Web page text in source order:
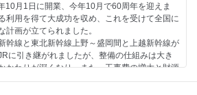
月1日に開業、今年10月で60周年を迎えま
利用を得て大成功を収め、これを受けて全国に
計画が立てられました。
幹線と東北新幹線上野～盛岡間と上越新幹線が
に引き継がれましたが、整備の仕組みは大き
かわりが深くなり、また、工事費の増大と財源
が残っています。